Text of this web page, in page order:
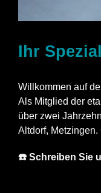
Ihr
Willkommen auf
Als Mitglied der
über zwei
Altdorf, Metzingen.
☎️ Schreiben Sie